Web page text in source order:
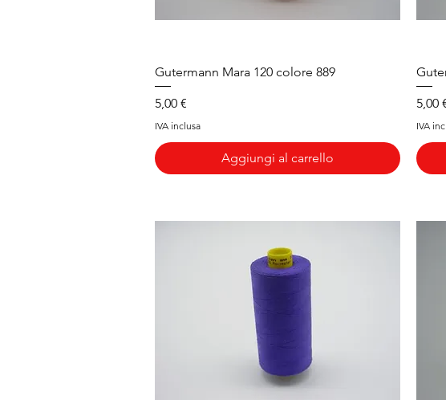
Vista rapida
Gutermann Mara 120 colore 889
Prezzo
5,00 €
IVA inclusa
Aggiungi al carrello
5,00
IVA